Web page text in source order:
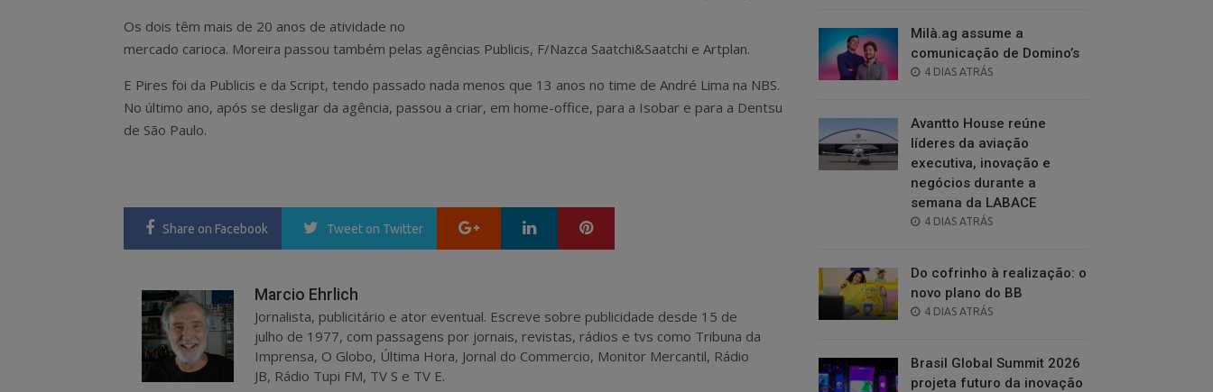
Os dois têm mais de 20 anos de atividade no
mercado carioca. Moreira passou também pelas agências Publicis, F/Nazca Saatchi&Saatchi e Artplan.
E Pires foi da Publicis e da Script, tendo passado nada menos que 13 anos no time de André Lima na NBS.
No último ano, após se desligar da agência, passou a criar, em home-office, para a Isobar e para a Dentsu
de São Paulo.
Share on Facebook Tweet on Twitter Google+ LinkedIn
Marcio Ehrlich
Jornalista, publicitário e ator eventual. Escreve sobre publicidade desde 15 de
julho de 1977, com passagens por jornais, revistas, rádios e tvs como Tribuna da
Imprensa, O Globo, Última Hora, Jornal do Commercio, Monitor Mercantil, Rádio
JB, Rádio Tupi FM, TV S e TV E.
Milà.ag assume a
comunicação de Domino’s
POSTED
4 DIAS ATRÁS
Avantto House reúne
líderes da aviação
executiva, inovação e
negócios durante a
semana da LABACE
POSTED
4 DIAS ATRÁS
Do cofrinho à realização: o
novo plano do BB
POSTED
4 DIAS ATRÁS
Brasil Global Summit 2026
projeta futuro da inovação